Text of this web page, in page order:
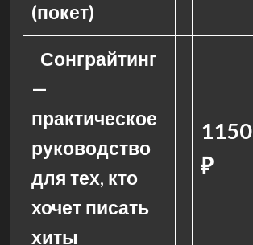
(покет)
Сонграйтинг
—
практическое
руководство
для тех, кто
хочет писать
хиты
1150
₽